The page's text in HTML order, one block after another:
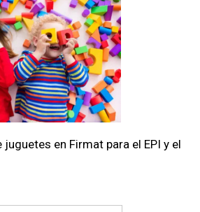
en Firmat para el EPI y el